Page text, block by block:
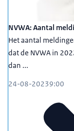
NVWA: Aantal
Het aantal
dat de NVWA in
dan ...
24-08-20239:00